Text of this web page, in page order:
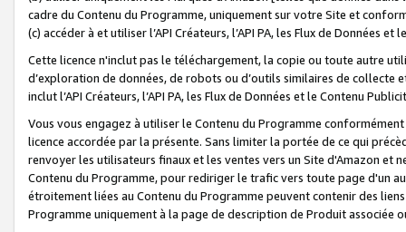
cadre du Contenu du Programme, uniquement sur votre Site et
(c) accéder à et utiliser l’API Créateurs, l’API PA, les Flux de Données
Cette licence n'inclut pas le téléchargement, la copie ou toute autre
d’exploration de données, de robots ou d’outils similaires de
inclut l’API Créateurs, l’API PA, les Flux de Données et le Contenu
Vous vous engagez à utiliser le Contenu du Programme
licence accordée par la présente. Sans limiter la portée de ce qui
renvoyer les utilisateurs finaux et les ventes vers un Site d'Amazon et
Contenu du Programme, pour rediriger le trafic vers toute page d'un
étroitement liées au Contenu du Programme peuvent contenir des
Programme uniquement à la page de description de Produit associée